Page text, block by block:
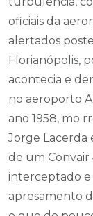
oficiais da
alertados
Florianópolis,
acontecia e
no aeroporto
ano 1958, mo
Jorge Lacerda
de um Convair
interceptado e
apresamento